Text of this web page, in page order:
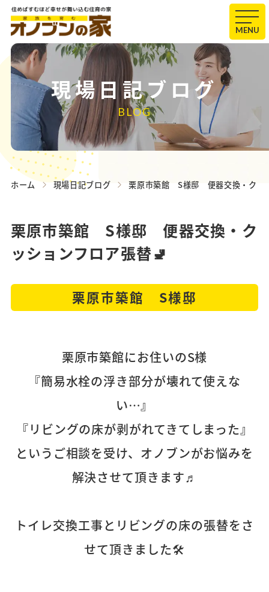
MENU
現場日記ブログ
BLOG
ホーム 現場日記ブログ 栗原市築館 S様邸 便器交換・クッ
栗原市築館 S様邸 便器交換・ク
ッションフロア張替🚽
栗原市築館 S様邸
栗原市築館にお住いのS様
『簡易水栓の浮き部分が壊れて使えな
い…』
『リビングの床が剥がれてきてしまった』
というご相談を受け、オノブンがお悩みを
解決させて頂きます♬
トイレ交換工事とリビングの床の張替をさ
せて頂きました🛠️